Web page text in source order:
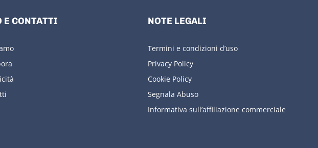
E CONTATTI NOTE LEGALI
Termini e condizioni d’uso
Privacy Policy
Cookie Policy
Segnala Abuso
Informativa sull’affiliazione commerciale